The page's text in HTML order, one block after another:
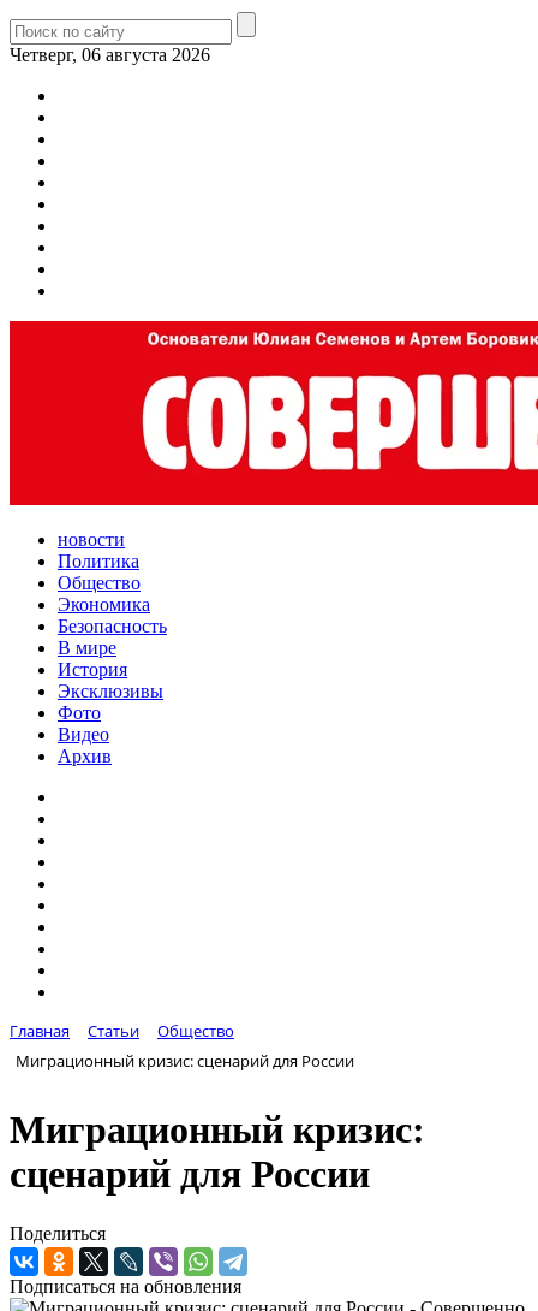
Четверг, 06 августа 2026
новости
Политика
Общество
Экономика
Безопасность
В мире
История
Эксклюзивы
Фото
Видео
Архив
Главная Статьи
Общество
Миграционный кризис: сценарий для России
Миграционный кризис:
сценарий для России
Поделиться
Подписаться на обновления